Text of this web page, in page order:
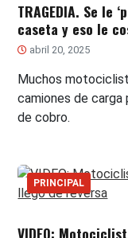
TRAGEDIA. Se le
caseta y eso le
abril 20, 2025
Muchos
camiones de carga
de cobro.
PRINCIPAL
VIDEO: